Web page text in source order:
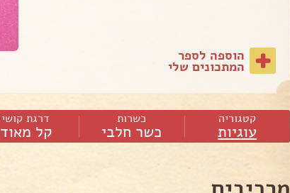
הוספה לספר
המתכונים שלי
קטגוריה
עוגיות
כשרות
כשר חלבי
דרגת קושי
קל מאוד